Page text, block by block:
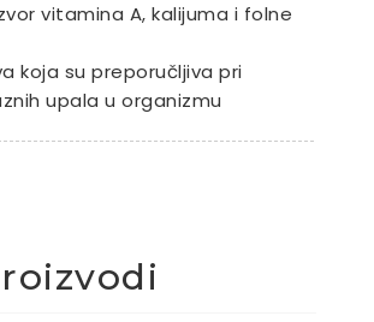
vitamina A, kalijuma i folne
koja su preporučljiva pri
upala u organizmu